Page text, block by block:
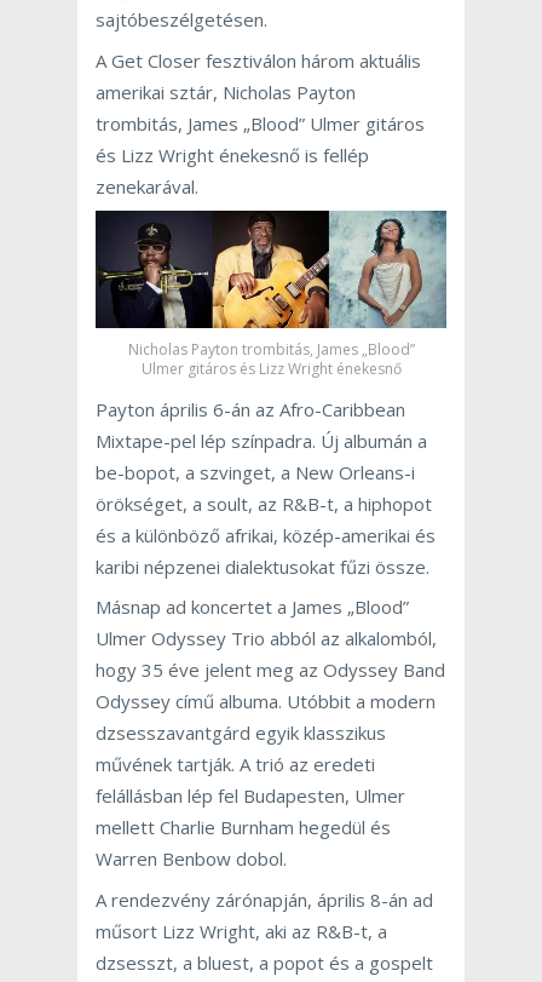
sajtóbeszélgetésen.
A Get Closer fesztiválon három aktuális
amerikai sztár, Nicholas Payton
trombitás, James „Blood” Ulmer gitáros
és Lizz Wright énekesnő is fellép
zenekarával.
Nicholas Payton trombitás, James „Blood”
Ulmer gitáros és Lizz Wright énekesnő
Payton április 6-án az Afro-Caribbean
Mixtape-pel lép színpadra. Új albumán a
be-bopot, a szvinget, a New Orleans-i
örökséget, a soult, az R&B-t, a hiphopot
és a különböző afrikai, közép-amerikai és
karibi népzenei dialektusokat fűzi össze.
Másnap ad koncertet a James „Blood”
Ulmer Odyssey Trio abból az alkalomból,
hogy 35 éve jelent meg az Odyssey Band
Odyssey című albuma. Utóbbit a modern
dzsesszavantgárd egyik klasszikus
művének tartják. A trió az eredeti
felállásban lép fel Budapesten, Ulmer
mellett Charlie Burnham hegedül és
Warren Benbow dobol.
A rendezvény zárónapján, április 8-án ad
műsort Lizz Wright, aki az R&B-t, a
dzsesszt, a bluest, a popot és a gospelt